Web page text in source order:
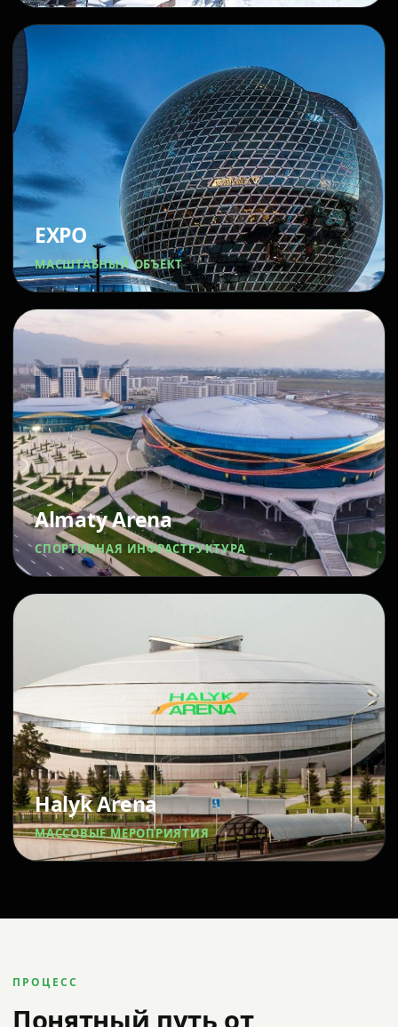
EXPO
МАСШТАБНЫЙ ОБЪЕКТ
Almaty Arena
СПОРТИВНАЯ ИНФРАСТРУКТУРА
Halyk Arena
МАССОВЫЕ МЕРОПРИЯТИЯ
ПРОЦЕСС
Понятный путь от